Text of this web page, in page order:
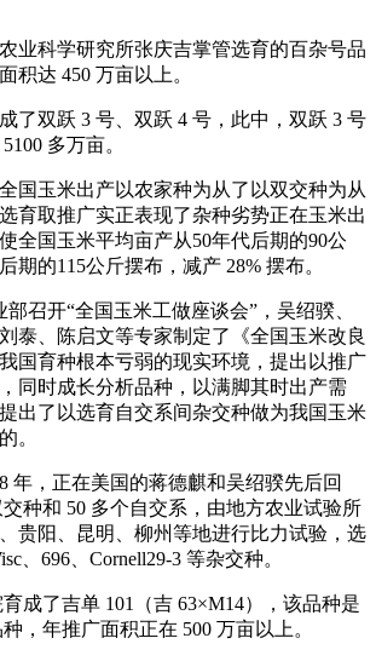
科学研究所张庆吉掌管选育的百杂号品
积达 450 万亩以上。
双跃 3 号、双跃 4 号，此中，双跃 3 号
多万亩。
玉米出产以农家种为从了以双交种为从
育取推广实正表现了杂种劣势正在玉米出
全国玉米平均亩产从50年代后期的90公
期的115公斤摆布，减产 28% 摆布。
召开“全国玉米工做座谈会”，吴绍骙、
泰、陈启文等专家制定了《全国玉米改良
国育种根本亏弱的现实环境，提出以推广
同时成长分析品种，以满脚其时出产需
出了以选育自交系间杂交种做为我国玉米
。
，正在美国的蒋德麒和吴绍骙先后回
种和 50 多个自交系，由地方农业试验所
贵阳、昆明、柳州等地进行比力试验，选
、696、Cornell29-3 等杂交种。
了吉单 101（吉 63×M14），该品种是
，年推广面积正在 500 万亩以上。